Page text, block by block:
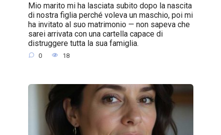
Mio marito mi ha lasciata subito dopo la nascita
di nostra figlia perché voleva un maschio, poi mi
ha invitato al suo matrimonio — non sapeva che
sarei arrivata con una cartella capace di
distruggere tutta la sua famiglia.
0 18